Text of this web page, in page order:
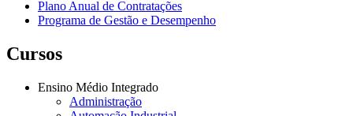
Plano Anual de Contratações
Programa de Gestão e Desempenho
Cursos
Ensino Médio Integrado
Administração